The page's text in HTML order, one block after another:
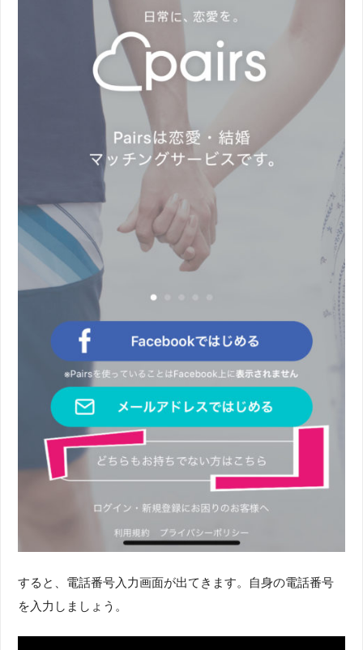
すると、電話番号入力画面が出てきます。自身の電話番号
を入力しましょう。